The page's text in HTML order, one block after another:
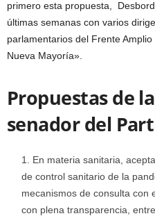
primero esta propuesta,
últimas semanas con varios
parlamentarios del Frente
Nueva Mayoría».
Propuestas de
senador del
En materia sanitaria,
de control sanitario de la
mecanismos de consulta con
con plena transparencia,